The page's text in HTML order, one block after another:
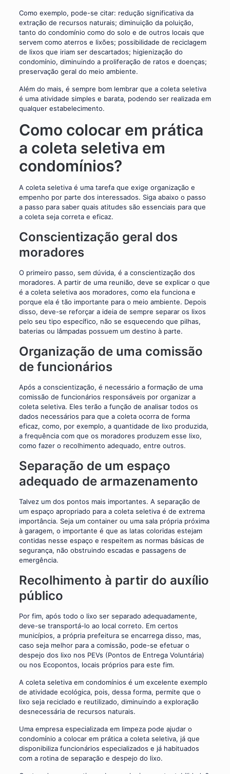
Como exemplo, pode-se citar: redução significativa da
extração de recursos naturais; diminuição da poluição,
tanto do condomínio como do solo e de outros locais que
servem como aterros e lixões; possibilidade de reciclagem
de lixos que iriam ser descartados; higienização do
condomínio, diminuindo a proliferação de ratos e doenças;
preservação geral do meio ambiente.
Além do mais, é sempre bom lembrar que a coleta seletiva
é uma atividade simples e barata, podendo ser realizada em
qualquer estabelecimento.
Como colocar em prática
a coleta seletiva em
condomínios?
A coleta seletiva é uma tarefa que exige organização e
empenho por parte dos interessados. Siga abaixo o passo
a passo para saber quais atitudes são essenciais para que
a coleta seja correta e eficaz.
Conscientização geral dos
moradores
O primeiro passo, sem dúvida, é a conscientização dos
moradores. A partir de uma reunião, deve se explicar o que
é a coleta seletiva aos moradores, como ela funciona e
porque ela é tão importante para o meio ambiente. Depois
disso, deve-se reforçar a ideia de sempre separar os lixos
pelo seu tipo específico, não se esquecendo que pilhas,
baterias ou lâmpadas possuem um destino à parte.
Organização de uma comissão
de funcionários
Após a conscientização, é necessário a formação de uma
comissão de funcionários responsáveis por organizar a
coleta seletiva. Eles terão a função de analisar todos os
dados necessários para que a coleta ocorra de forma
eficaz, como, por exemplo, a quantidade de lixo produzida,
a frequência com que os moradores produzem esse lixo,
como fazer o recolhimento adequado, entre outros.
Separação de um espaço
adequado de armazenamento
Talvez um dos pontos mais importantes. A separação de
um espaço apropriado para a coleta seletiva é de extrema
importância. Seja um container ou uma sala própria próxima
à garagem, o importante é que as latas coloridas estejam
contidas nesse espaço e respeitem as normas básicas de
segurança, não obstruindo escadas e passagens de
emergência.
Recolhimento à partir do auxílio
público
Por fim, após todo o lixo ser separado adequadamente,
deve-se transportá-lo ao local correto. Em certos
municípios, a própria prefeitura se encarrega disso, mas,
caso seja melhor para a comissão, pode-se efetuar o
despejo dos lixo nos PEVs (Pontos de Entrega Voluntária)
ou nos Ecopontos, locais próprios para este fim.
A coleta seletiva em condomínios é um excelente exemplo
de atividade ecológica, pois, dessa forma, permite que o
lixo seja reciclado e reutilizado, diminuindo a exploração
desnecessária de recursos naturais.
Uma empresa especializada em limpeza pode ajudar o
condomínio a colocar em prática a coleta seletiva, já que
disponibiliza funcionários especializados e já habituados
com a rotina de separação e despejo do lixo.